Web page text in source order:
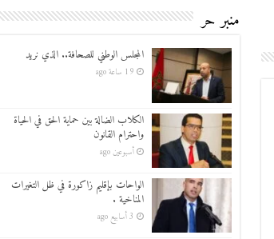
منبر حر
المجلس الوطني للصحافة.. الذي نريد
19 ساعة ago
الكلاب الضالة بين حماية الحق في الحياة
واحترام القانون
أسبوعين ago
الواحات بإقليم زاكورة في ظل التغيرات
المناخية .
3 أسابيع ago